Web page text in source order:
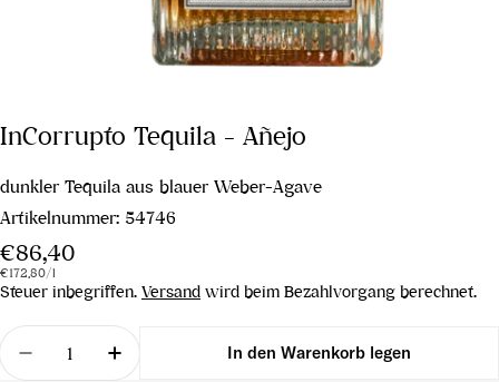
InCorrupto Tequila - Añejo
dunkler Tequila aus blauer Weber-Agave
Artikelnummer: 54746
Regulärer
Preis
€86,40
Stückpreis
€172,80/pro
l
Steuer inbegriffen. Versand wird beim Bezahlvorgang berechnet.
Menge
Menge für InCorrupto Tequila - Añejo verringern
Menge für InCorrupto Tequila - Añejo
In den Warenkorb legen